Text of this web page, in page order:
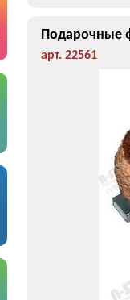
Подарочные
арт. 22561